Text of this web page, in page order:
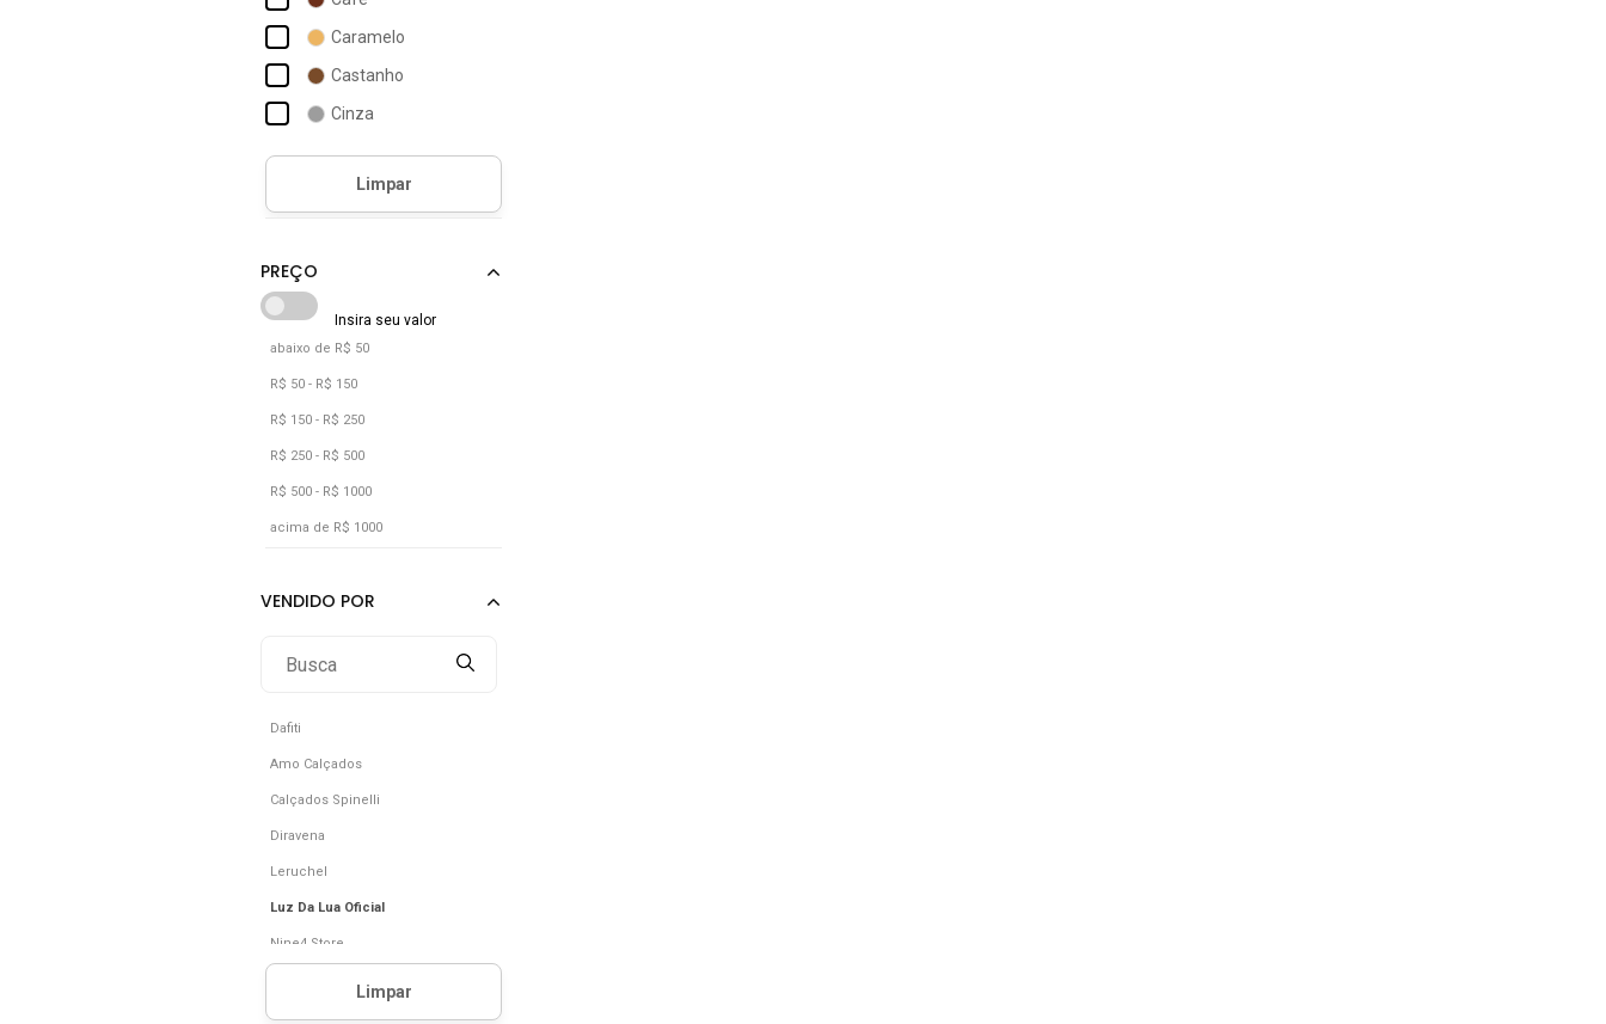
Caramelo
Castanho
Cinza
Dourado
Grafite
Terracota
abaixo de R$ 50
R$ 50 - R$ 150
R$ 150 - R$ 250
R$ 250 - R$ 500
R$ 500 - R$ 1000
acima de R$ 1000
Dafiti
Amo Calçados
Calçados Spinelli
Diravena
Leruchel
Luz Da Lua Oficial
Nine4 Store
Suzana Santos